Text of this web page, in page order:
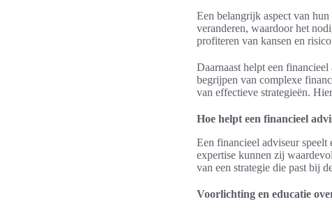
Een belangrijk aspect van
veranderen, waardoor het
profiteren van kansen en
Daarnaast helpt een
begrijpen van complexe
van effectieve strategieën.
Hoe helpt een financieel
Een financieel adviseur
expertise kunnen zij
van een strategie die past bij
Voorlichting en educatie